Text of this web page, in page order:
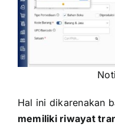
Hal ini dikarenakan
memiliki riwayat